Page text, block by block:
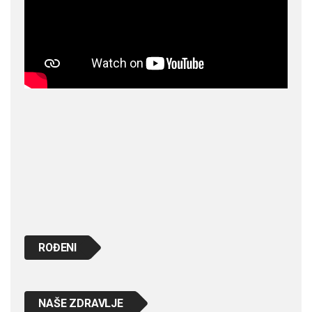
ROĐENI
NAŠE ZDRAVLJE